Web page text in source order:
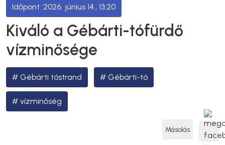
2026. június 14., 13:20
Kiváló a Gébárti-tófürdő
vízminősége
Gébárti tóstrand Gébárti-tó
vízminőség
Másolás